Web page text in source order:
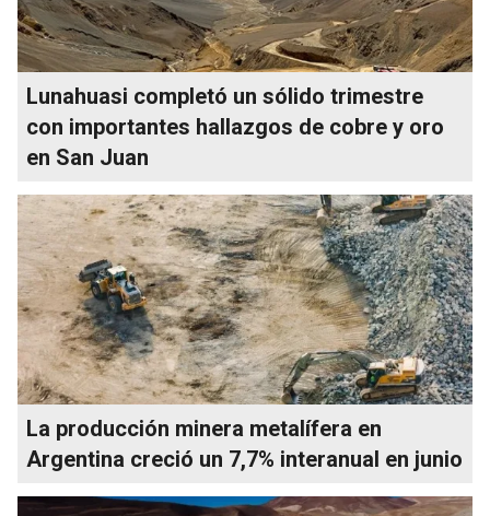
Lunahuasi completó un sólido trimestre
con importantes hallazgos de cobre y oro
en San Juan
La producción minera metalífera en
Argentina creció un 7,7% interanual en junio